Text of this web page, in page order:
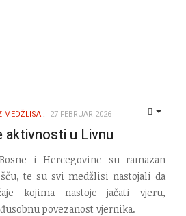
MEDŽLISA 27 FEBRUAR 2026
aktivnosti u Livnu
i Hercegovine su ramazan
te su svi medžlisi nastojali da
kojima nastoje jačati vjeru,
povezanost vjernika.